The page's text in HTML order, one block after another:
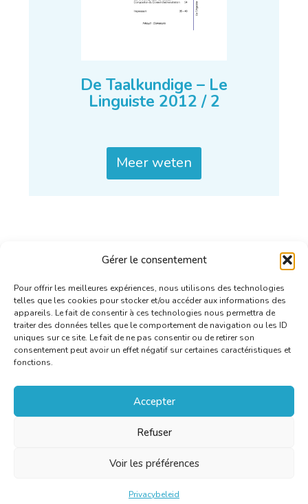
Gérer le consentement
Pour offrir les meilleures expériences, nous utilisons des technologies
telles que les cookies pour stocker et/ou accéder aux informations des
appareils. Le fait de consentir à ces technologies nous permettra de
traiter des données telles que le comportement de navigation ou les ID
uniques sur ce site. Le fait de ne pas consentir ou de retirer son
consentement peut avoir un effet négatif sur certaines caractéristiques et
fonctions.
Accepter
Refuser
Voir les préférences
Privacybeleid
De Taalkundige – Le
Linguiste 2012 / 2
Meer weten